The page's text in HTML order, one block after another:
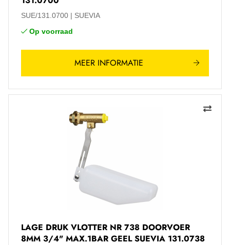
SUE/131.0700
SUEVIA
Op voorraad
MEER INFORMATIE
LAGE DRUK VLOTTER NR 738 DOORVOER
8MM 3/4" MAX.1BAR GEEL SUEVIA 131.0738